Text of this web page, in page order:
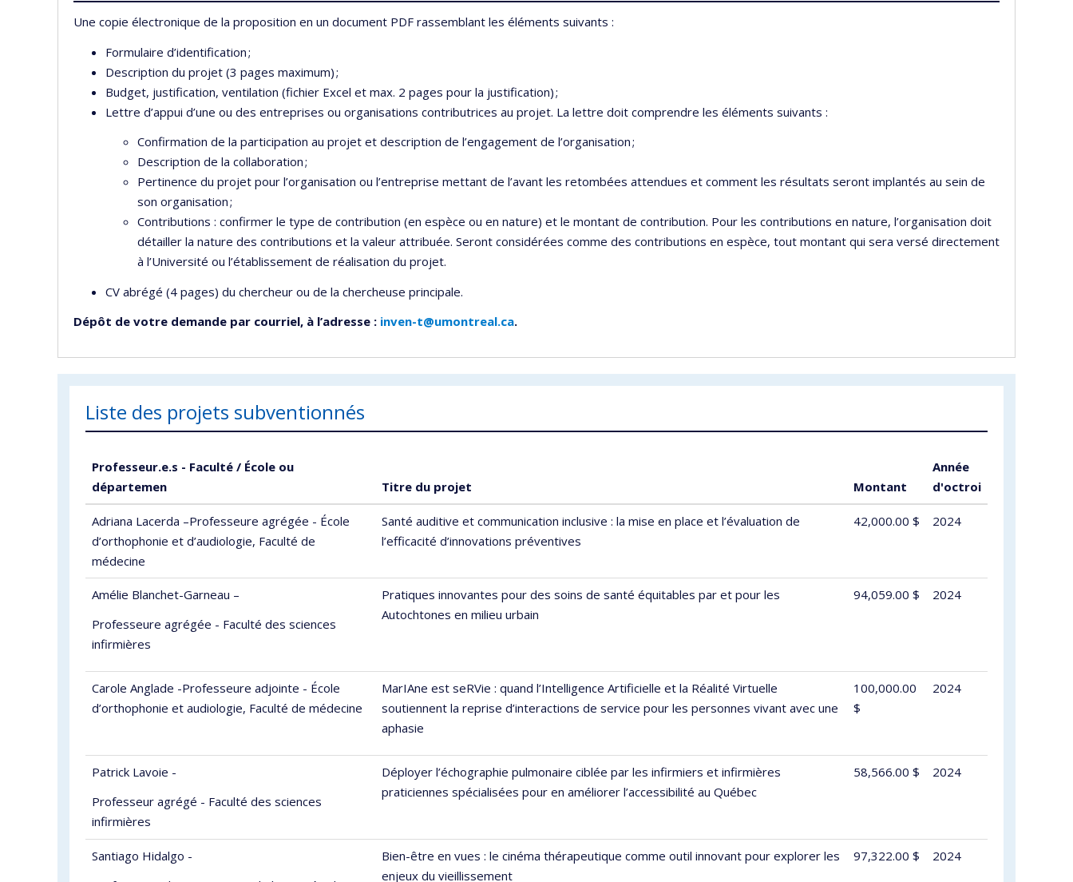
Une copie électronique de la proposition en un document PDF rassemblant les éléments suivants :
Formulaire d’identification ;
Description du projet (3 pages maximum) ;
Budget, justification, ventilation (fichier Excel et max. 2 pages pour la justification) ;
Lettre d’appui d’une ou des entreprises ou organisations contributrices au projet. La lettre doit comprendre les éléments suivants :
Confirmation de la participation au projet et description de l’engagement de l’organisation ;
Description de la collaboration ;
Pertinence du projet pour l’organisation ou l’entreprise mettant de l’avant les retombées attendues et comment les résultats seront implantés au sein de
son organisation ;
Contributions : confirmer le type de contribution (en espèce ou en nature) et le montant de contribution. Pour les contributions en nature, l’organisation doit
détailler la nature des contributions et la valeur attribuée. Seront considérées comme des contributions en espèce, tout montant qui sera versé directement
à l’Université ou l’établissement de réalisation du projet.
CV abrégé (4 pages) du chercheur ou de la chercheuse principale.
Dépôt de votre demande par courriel, à l’adresse : inven-t@umontreal.ca.
Liste des projets subventionnés
Professeur.e.s - Faculté / École ou
départemen
Titre du projet Montant
Année
d'octroi
Adriana Lacerda –Professeure agrégée - École
d’orthophonie et d’audiologie, Faculté de
médecine
Santé auditive et communication inclusive : la mise en place et l’évaluation de
l’efficacité d’innovations préventives
42,000.00 $ 2024
Amélie Blanchet-Garneau –
Professeure agrégée - Faculté des sciences
infirmières
Pratiques innovantes pour des soins de santé équitables par et pour les
Autochtones en milieu urbain
94,059.00 $ 2024
Carole Anglade -Professeure adjointe - École
d’orthophonie et audiologie, Faculté de médecine
MarIAne est seRVie : quand l’Intelligence Artificielle et la Réalité Virtuelle
soutiennent la reprise d’interactions de service pour les personnes vivant avec une
aphasie
100,000.00
$
2024
Patrick Lavoie -
Professeur agrégé - Faculté des sciences
infirmières
Déployer l’échographie pulmonaire ciblée par les infirmiers et infirmières
praticiennes spécialisées pour en améliorer l’accessibilité au Québec
58,566.00 $ 2024
Santiago Hidalgo -
Bien-être en vues : le cinéma thérapeutique comme outil innovant pour explorer les
enjeux du vieillissement
97,322.00 $ 2024